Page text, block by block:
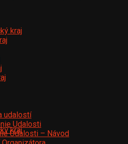
kraj
kraj
udalostí
Udalosti
Udalosti – Návod